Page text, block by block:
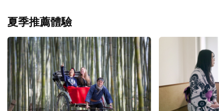
夏季推薦體驗